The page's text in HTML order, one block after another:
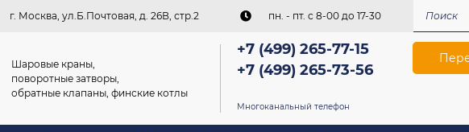
г. Москва, ул.Б.Почтовая, д. 26В, стр.2 пн. - пт. c 8-00 до 17-30
Шаровые краны,
поворотные затворы,
обратные клапаны, финские котлы
+7 (499) 265-77-15
+7 (499) 265-73-56
Многоканальный телефон